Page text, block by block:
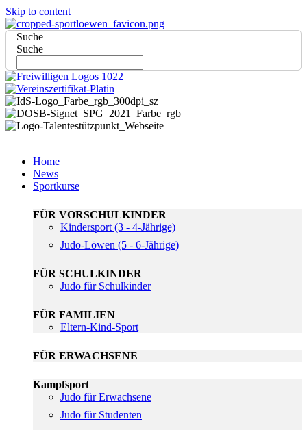
Skip to content
Suche
Suche
Home
News
Sportkurse
FÜR VORSCHULKINDER
Kindersport (3 - 4-Jährige)
Judo-Löwen (5 - 6-Jährige)
FÜR SCHULKINDER
Judo für Schulkinder
FÜR FAMILIEN
Eltern-Kind-Sport
FÜR ERWACHSENE
Kampfsport
Judo für Erwachsene
Judo für Studenten